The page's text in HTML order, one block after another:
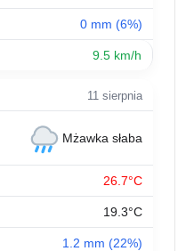
0 mm (6%)
9.5 km/h
11 sierpnia
Mżawka słaba
26.7°C
19.3°C
1.2 mm (22%)